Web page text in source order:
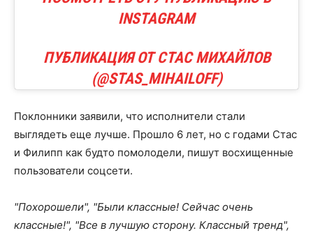
INSTAGRAM
ПУБЛИКАЦИЯ ОТ СТАС МИХАЙЛОВ
(@STAS_MIHAILOFF)
Поклонники заявили, что исполнители стали
выглядеть еще лучше. Прошло 6 лет, но с годами Стас
и Филипп как будто помолодели, пишут восхищенные
пользователи соцсети.
"Похорошели", "Были классные! Сейчас очень
классные!", "Все в лучшую сторону. Классный тренд",